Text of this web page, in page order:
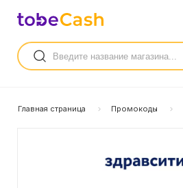
Главная страница Промокоды